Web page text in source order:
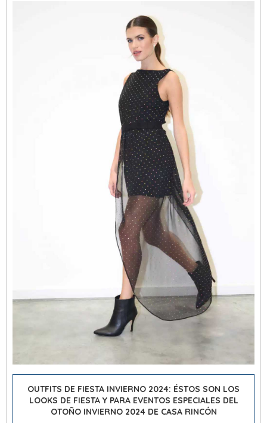
OUTFITS DE FIESTA INVIERNO 2024: ÉSTOS SON LOS
LOOKS DE FIESTA Y PARA EVENTOS ESPECIALES DEL
OTOÑO INVIERNO 2024 DE CASA RINCÓN